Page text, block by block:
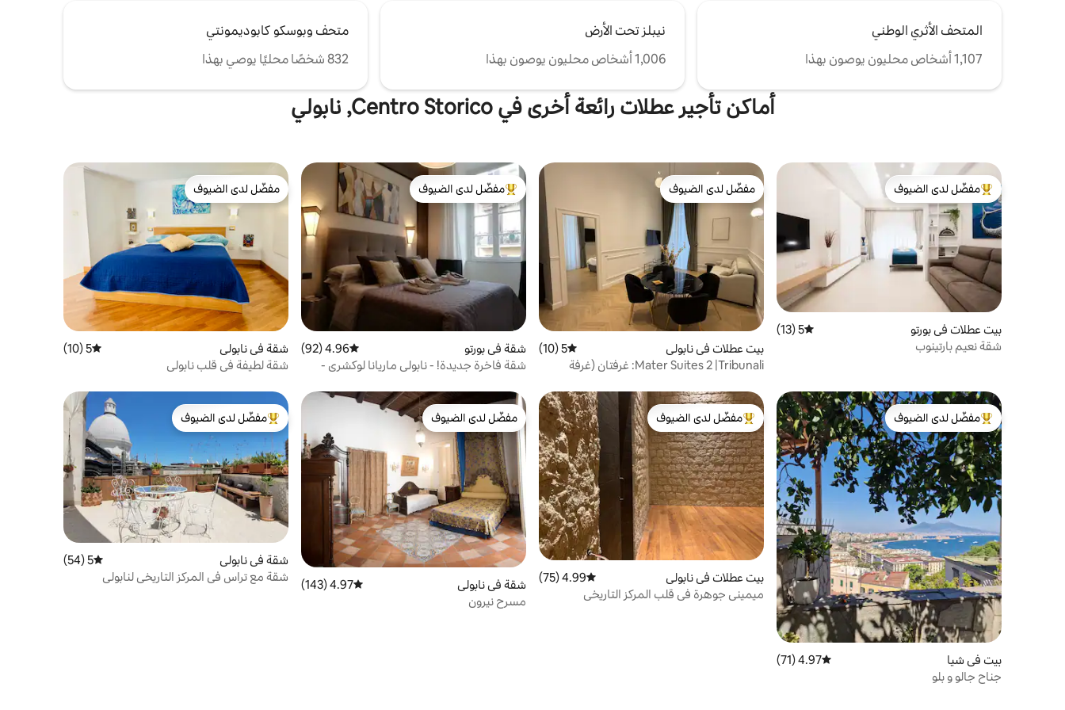
المتحف الأثري الوطني
1,107 أشخاص محليون يوصون بهذا
نيبلز تحت الأرض
1,006 أشخاص محليون يوصون بهذا
متحف وبوسكو كابوديمونتي
832 شخصًا محليًا يوصي بهذا
أماكن تأجير عطلات رائعة أخرى في Centro Storico, نابولي
من أبرز البيوت المفضّلة لدى الضيوف
مفضّل لدى الضيوف
بيت عطلات في بورتو متوسط التقييم 5 من 5، 13 مراجعات
5 (13)
شقة نعيم بارتينوب
مفضّل لدى الضيوف
مفضّل لدى الضيوف
بيت عطلات في نابولي متوسط التقييم 5 من 5، 10 مراجعات
5 (10)
Mater Suites 2 |Tribunali: غرفتان (غرفة
من أبرز البيوت المفضّلة لدى الضيوف
مفضّل لدى الضيوف
شقة في بورتو متوسط التقييم 4.96 من 5، 92 مراجعات
4.96 (92)
شقة فاخرة جديدة! - نابولي ماريانا لوكشري -
مفضّل لدى الضيوف
مفضّل لدى الضيوف
شقة في نابولي متوسط التقييم 5 من 5، 10 مراجعات
5 (10)
شقة لطيفة في قلب نابولي
من أبرز البيوت المفضّلة لدى الضيوف
مفضّل لدى الضيوف
بيت في شيا متوسط التقييم 4.97 من 5، 71 مراجعات
4.97 (71)
جناح جالو و بلو
من أبرز البيوت المفضّلة لدى الضيوف
مفضّل لدى الضيوف
بيت عطلات في نابولي متوسط التقييم 4.99 من 5، 75 مراجعات
4.99 (75)
ميميني جوهرة في قلب المركز التاريخي
مفضّل لدى الضيوف
مفضّل لدى الضيوف
شقة في نابولي متوسط التقييم 4.97 من 5، 143 مراجعات
4.97 (143)
مسرح نيرون
من أبرز البيوت المفضّلة لدى الضيوف
مفضّل لدى الضيوف
شقة في نابولي متوسط التقييم 5 من 5، 54 مراجعات
5 (54)
شقة مع تراس في المركز التاريخي لنابولي